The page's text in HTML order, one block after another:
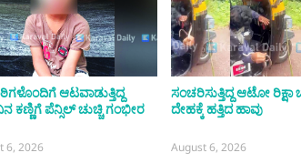
ಆಟವಾಡುತ್ತಿದ್ದ
ಕಣ್ಣಿಗೆ ಪೆನ್ಸಿಲ್ ಚುಚ್ಚಿ ಗಂಭೀರ
6, 2026
ಸಂಚರಿಸುತ್ತಿದ್ದ ಆಟೋ ರಿಕ್ಷಾ
ದೇಹಕ್ಕೆ ಹತ್ತಿದ ಹಾವು
August 6, 2026